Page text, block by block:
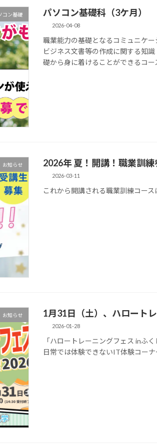
コン基礎 パソコン基礎科（3ケ月）
2026-04-08
職業能力の基礎となるコミュニケ
ビジネス文書等の作成に関する知
礎から身に着けることができるコー
お知らせ 2026年 夏！開講！職業訓
2026-03-11
これから開講される職業訓練コー
お知らせ 1月31日（土）、ハロート
2026-01-28
「ハロートレーニングフェス inふ
日常では体験できないIT体験コー